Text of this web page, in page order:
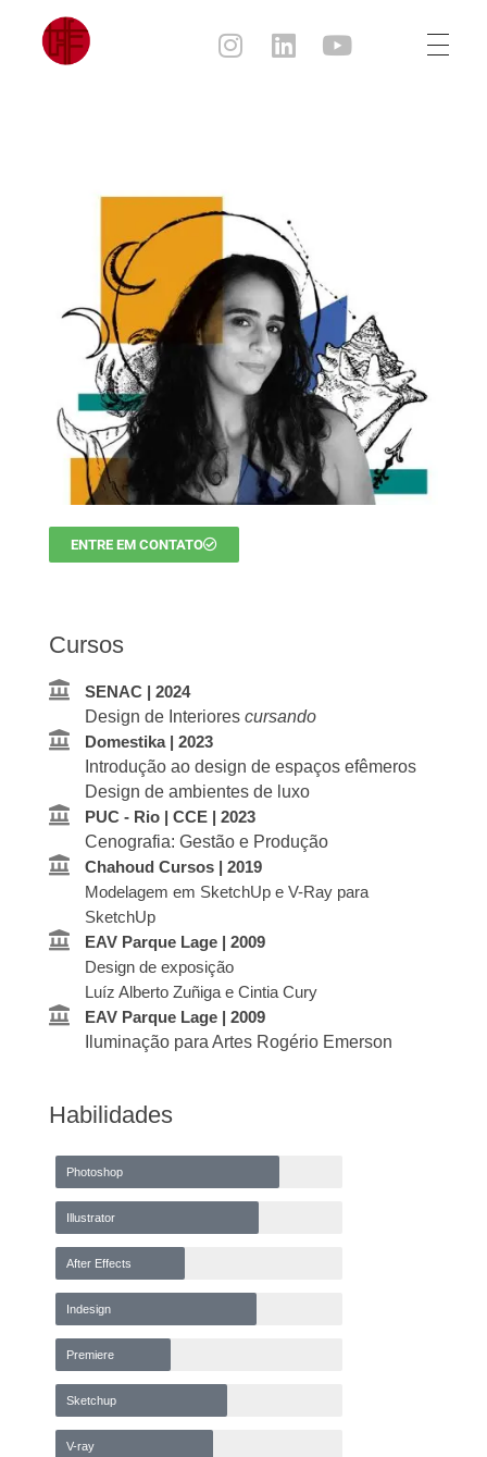
ENTRE EM CONTATO
Cursos
SENAC | 2024
Design de Interiores cursando
Domestika | 2023
Introdução ao design de espaços efêmeros
Design de ambientes de luxo
PUC - Rio | CCE | 2023
Cenografia: Gestão e Produção
Chahoud Cursos | 2019
Modelagem em SketchUp e V-Ray para
SketchUp
EAV Parque Lage | 2009
Design de exposição
Luíz Alberto Zuñiga e Cintia Cury
EAV Parque Lage | 2009
Iluminação para Artes Rogério Emerson
Habilidades
Photoshop
Illustrator
After Effects
Indesign
Premiere
Sketchup
V-ray